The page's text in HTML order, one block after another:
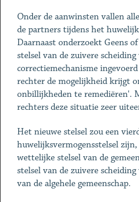
Onder de aanwinsten vallen
de partners tijdens het
Daarnaast onderzoekt Geens
stelsel van de zuivere
correctiemechanisme
rechter de mogelijkheid krijgt
onbillijkheden te remediëren'.
rechters deze situatie zeer
Het nieuwe stelsel zou een
huwelijksvermogensstelsel
wettelijke stelsel van de
stelsel van de zuivere
van de algehele gemeenschap.